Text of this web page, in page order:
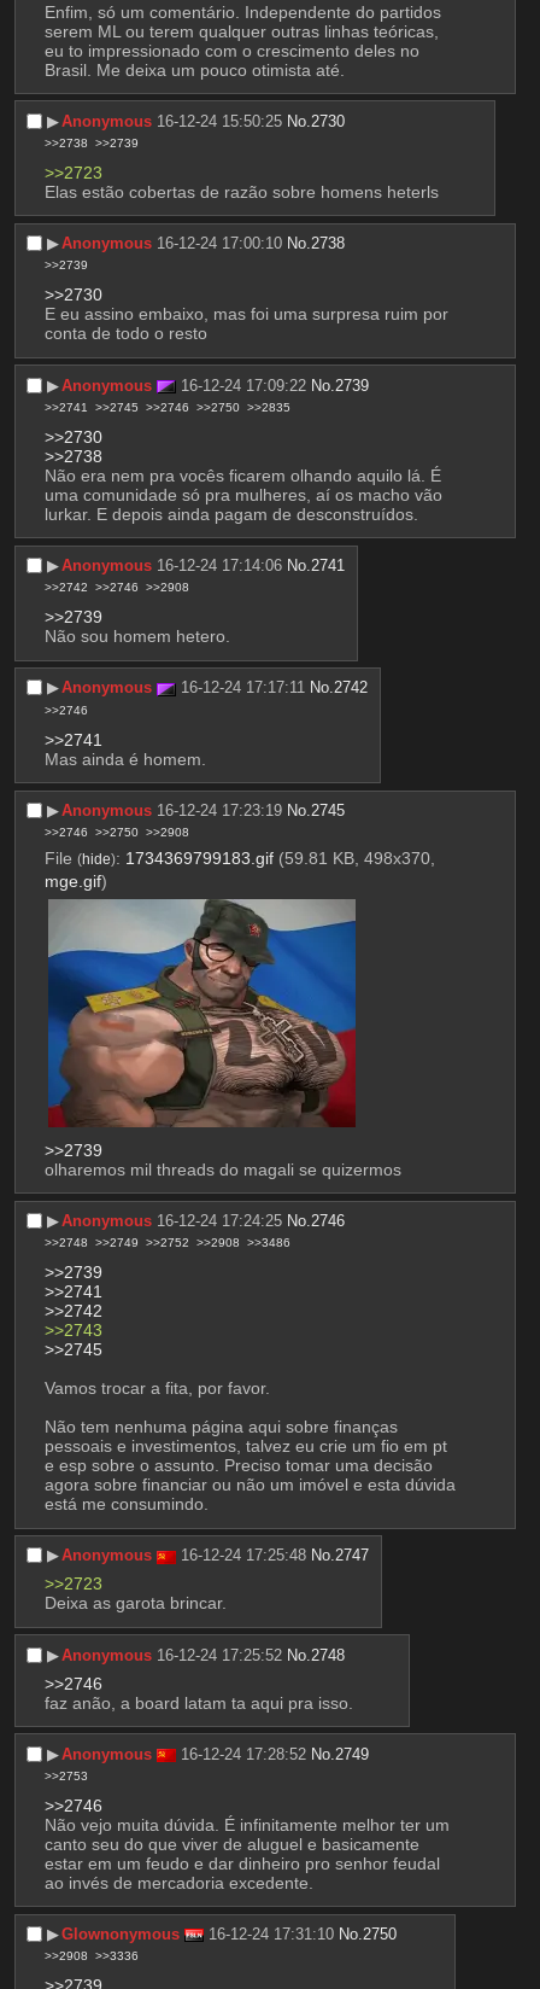
Enfim, só um comentário. Independente do partidos
serem ML ou terem qualquer outras linhas teóricas,
eu to impressionado com o crescimento deles no
Brasil. Me deixa um pouco otimista até.
▶︎Anonymous 16-12-24 15:50:25 No. 2730
>>2738 >>2739
>>2723
Elas estão cobertas de razão sobre homens heterls
▶︎Anonymous 16-12-24 17:00:10 No.2738
>>2739
>>2730
E eu assino embaixo, mas foi uma surpresa ruim por
conta de todo o resto
▶︎Anonymous 16-12-24 17:09:22 No. 2739
>>2741 >>2745 >>2746 >>2750 >>2835
>>2730
>>2738
Não era nem pra vocês ficarem olhando aquilo lá. É
uma comunidade só pra mulheres, aí os macho vão
lurkar. E depois ainda pagam de desconstruídos.
▶︎Anonymous 16-12-24 17:14:06 No. 2741
>>2742 >>2746 >>2908
>>2739
Não sou homem hetero.
▶︎Anonymous 16-12-24 17:17:11 No.2742
>>2746
>>2741
Mas ainda é homem.
▶︎Anonymous 16-12-24 17:23:19 No. 2745
>>2746 >>2750 >>2908
File (hide): 1734369799183.gif (59.81 KB, 498x370,
mge.gif)
>>2739
olharemos mil threads do magali se quizermos
▶︎Anonymous 16-12-24 17:24:25 No. 2746
>>2748 >>2749 >>2752 >>2908 >>3486
>>2739
>>2741
>>2742
>>2743
>>2745
Vamos trocar a fita, por favor.
Não tem nenhuma página aqui sobre finanças
pessoais e investimentos, talvez eu crie um fio em pt
e esp sobre o assunto. Preciso tomar uma decisão
agora sobre financiar ou não um imóvel e esta dúvida
está me consumindo.
▶︎Anonymous 16-12-24 17:25:48 No.2747
>>2723
Deixa as garota brincar.
▶︎Anonymous 16-12-24 17:25:52 No. 2748
>>2746
faz anão, a board latam ta aqui pra isso.
▶︎Anonymous 16-12-24 17:28:52 No. 2749
>>2753
>>2746
Não vejo muita dúvida. É infinitamente melhor ter um
canto seu do que viver de aluguel e basicamente
estar em um feudo e dar dinheiro pro senhor feudal
ao invés de mercadoria excedente.
▶︎Glownonymous 16-12-24 17:31:10 No.2750
>>2908 >>3336